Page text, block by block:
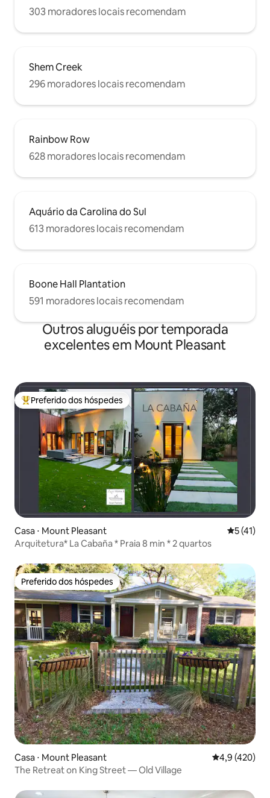
303 moradores locais recomendam
Shem Creek
296 moradores locais recomendam
Rainbow Row
628 moradores locais recomendam
Aquário da Carolina do Sul
613 moradores locais recomendam
Boone Hall Plantation
591 moradores locais recomendam
Outros aluguéis por temporada
excelentes em Mount Pleasant
Entre os melhores preferidos dos hóspedes
Preferido dos hóspedes
Casa ⋅ Mount Pleasant 5 de uma
5 (41)
Arquitetura* La Cabaña * Praia 8 min * 2 quartos
Preferido dos hóspedes
Preferido dos hóspedes
Casa ⋅ Mount Pleasant 4,9 de uma
4,9 (420)
The Retreat on King Street — Old Village